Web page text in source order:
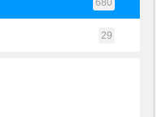
680
29